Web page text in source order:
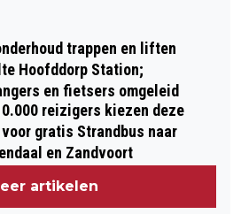
trappen en liften
Hoofddorp Station;
en fietsers omgeleid
reizigers kiezen deze
gratis Strandbus naar
en Zandvoort
artikelen